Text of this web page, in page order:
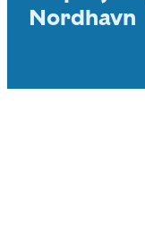
Nordhavn